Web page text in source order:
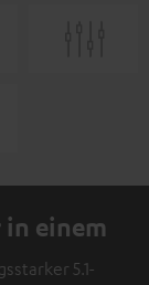
in einem
5.1-